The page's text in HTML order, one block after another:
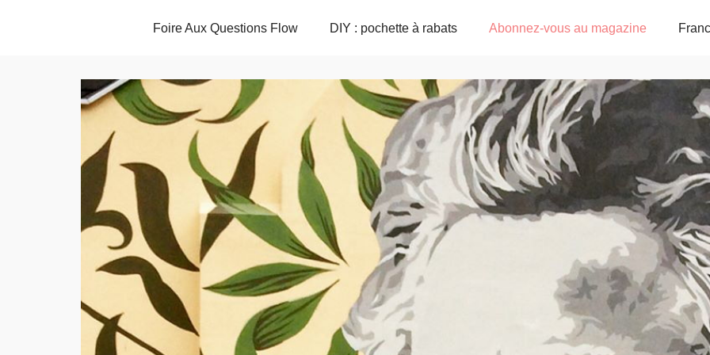
Foire Aux Questions Flow DIY : pochette à rabats Abonnez-vous au magazine